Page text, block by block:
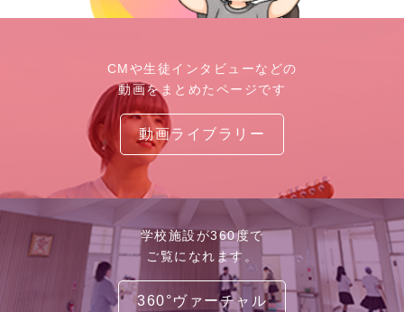
CMや生徒インタビューなどの
動画をまとめたページです
動画ライブラリー
学校施設が360度で
ご覧になれます。
360°ヴァーチャル